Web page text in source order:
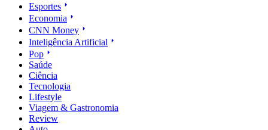
Esportes
Economia
CNN Money
Inteligência Artificial
Pop
Saúde
Ciência
Tecnologia
Lifestyle
Viagem & Gastronomia
Review